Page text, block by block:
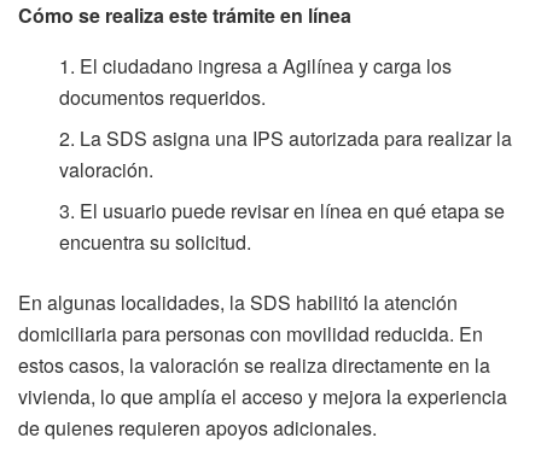
Cómo se realiza este trámite en línea
El ciudadano ingresa a Agilínea y carga los
documentos requeridos.
La SDS asigna una IPS autorizada para realizar la
valoración.
El usuario puede revisar en línea en qué etapa se
encuentra su solicitud.
En algunas localidades, la SDS habilitó la atención
domiciliaria para personas con movilidad reducida. En
estos casos, la valoración se realiza directamente en la
vivienda, lo que amplía el acceso y mejora la experiencia
de quienes requieren apoyos adicionales.